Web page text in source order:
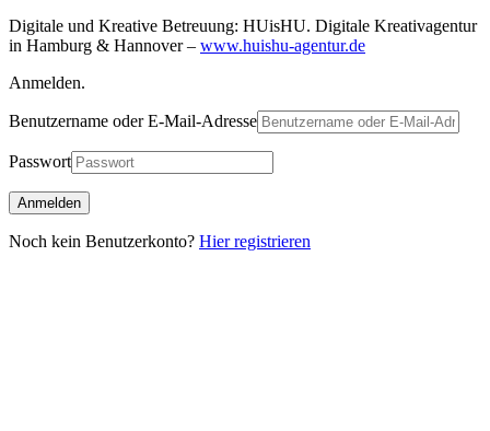
Digitale und Kreative Betreuung: HUisHU. Digitale Kreativagentur
in Hamburg & Hannover – www.huishu-agentur.de
Anmelden.
Benutzername oder E-Mail-Adresse
Passwort
Noch kein Benutzerkonto? Hier registrieren